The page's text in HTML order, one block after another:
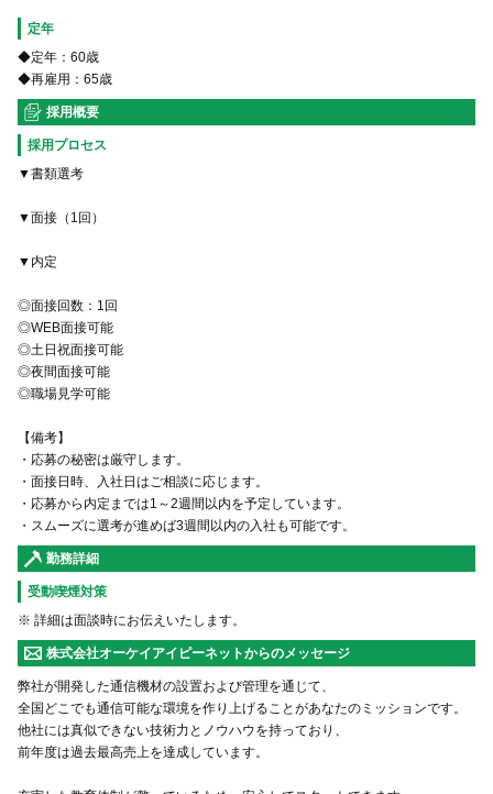
定年
◆定年：60歳
◆再雇用：65歳
採用概要
採用プロセス
▼書類選考
▼面接（1回）
▼内定
◎面接回数：1回
◎WEB面接可能
◎土日祝面接可能
◎夜間面接可能
◎職場見学可能
【備考】
・応募の秘密は厳守します。
・面接日時、入社日はご相談に応じます。
・応募から内定までは1～2週間以内を予定しています。
・スムーズに選考が進めば3週間以内の入社も可能です。
勤務詳細
受動喫煙対策
※ 詳細は面談時にお伝えいたします。
株式会社オーケイアイピーネットからのメッセージ
弊社が開発した通信機材の設置および管理を通じて、
全国どこでも通信可能な環境を作り上げることがあなたのミッションです。
他社には真似できない技術力とノウハウを持っており、
前年度は過去最高売上を達成しています。